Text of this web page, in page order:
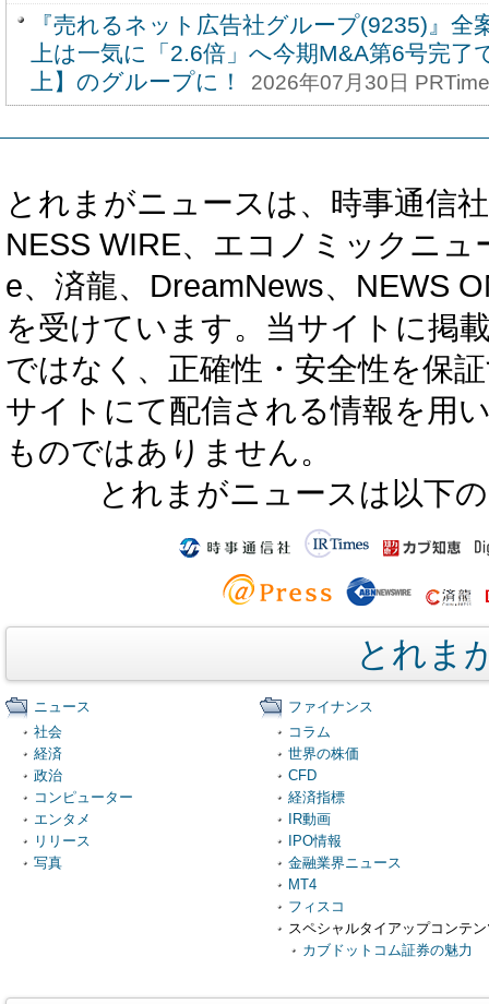
『売れるネット広告社グループ(9235)』全
上は一気に「2.6倍」へ今期M&A第6号完了
上】のグループに！
2026年07月30日
とれまがニュースは、時事通信
NESS WIRE、エコノミックニ
e、済龍、DreamNews、NEWS
を受けています。当サイトに掲
ではなく、正確性・安全性を保
サイトにて配信される情報を用
ものではありません。
とれまがニュースは以下
とれま
ニュース
社会
経済
政治
コンピューター
エンタメ
リリース
写真
ファイナンス
コラム
世界の株価
CFD
経済指標
IR動画
IPO情報
金融業界ニュース
MT4
フィスコ
スペシャルタイアップコンテ
カブドットコム証券の魅力